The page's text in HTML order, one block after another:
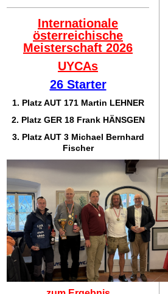
Internationale
österreichische
Meisterschaft 2026
UYCAs
26 Starter
1. Platz AUT 171 Martin LEHNER
2. Platz GER 18 Frank HÄNSGEN
3. Platz AUT 3 Michael Bernhard
Fischer